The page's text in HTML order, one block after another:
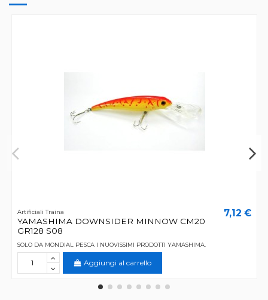
Artificiali Traina
YAMASHIMA DOWNSIDER MINNOW CM20
GR128 S08
7,12 €
SOLO DA MONDIAL PESCA I NUOVISSIMI PRODOTTI YAMASHIMA.
Aggiungi al carrello